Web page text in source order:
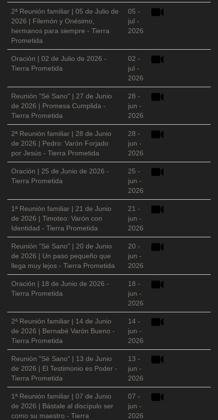
2ª Reunión familiar | 05 de Julio de
2026 | Filemón y Onésimo,
hermanos para siempre - Tierra
Prometida
05 -
jul -
2026
Oración | 02 de Julio de 2026 -
Tierra Prometida
02 -
jul -
2026
Reunión "Sé Sano" | 27 de Junio
de 2026 | Promesa Cumplida -
Tierra Prometida
28 -
jun -
2026
2ª Reunión familiar | 28 de Junio
de 2026 | Pedro: Varón Forjado
por Jesús - Tierra Prometida
28 -
jun -
2026
Oración | 25 de Junio de 2026 -
Tierra Prometida
25 -
jun -
2026
1ª Reunión familiar | 21 de Junio
de 2026 | Timoteo: Varón con
Identidad - Tierra Prometida
21 -
jun -
2026
Reunión "Sé Sano" | 20 de Junio
de 2026 | Un paso pequeño que
llega muy lejos - Tierra Prometida
20 -
jun -
2026
Oración | 18 de Junio de 2026 -
Tierra Prometida
18 -
jun -
2026
2ª Reunión familiar | 14 de Junio
de 2026 | Bernabé Varón Bueno -
Tierra Prometida
14 -
jun -
2026
Reunión "Sé Sano" | 13 de Junio
de 2026 | El Testimonio es Poder -
Tierra Prometida
13 -
jun -
2026
1ª Reunión familiar | 07 de Junio
de 2026 | Bástale al discípulo ser
como su maestro - Tierra
07 -
jun -
2026